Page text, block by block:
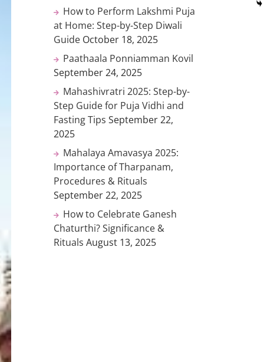
How to Perform Lakshmi Puja
at Home: Step-by-Step Diwali
Guide October 18, 2025
Paathaala Ponniamman Kovil
September 24, 2025
Mahashivratri 2025: Step-by-
Step Guide for Puja Vidhi and
Fasting Tips September 22,
2025
Mahalaya Amavasya 2025:
Importance of Tharpanam,
Procedures & Rituals
September 22, 2025
How to Celebrate Ganesh
Chaturthi? Significance &
Rituals August 13, 2025